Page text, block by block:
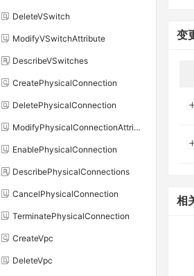
DeleteVSwitch
ModifyVSwitchAttribute
DescribeVSwitches
CreatePhysicalConnection
DeletePhysicalConnection
ModifyPhysicalConnectionAttribute
EnablePhysicalConnection
DescribePhysicalConnections
CancelPhysicalConnection
TerminatePhysicalConnection
CreateVpc
DeleteVpc
变
相